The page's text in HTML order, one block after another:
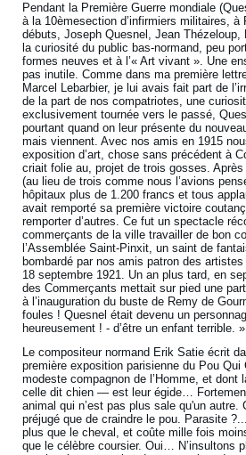
Pendant la Première Guerre mondiale
à la 10èmesection d’infirmiers militaires, à
débuts, Joseph Quesnel, Jean Thézeloup,
la curiosité du public bas-normand, peu
formes neuves et à l’« Art vivant ». Une
pas inutile. Comme dans ma première
Marcel Lebarbier, je lui avais fait part de
de la part de nos compatriotes, une
exclusivement tournée vers le passé,
pourtant quand on leur présente du
mais viennent. Avec nos amis en 1915
exposition d’art, chose sans précédent à
criait folie au, projet de trois gosses.
(au lieu de trois comme nous l’avions
hôpitaux plus de 1.200 francs et tous
avait remporté sa première victoire
remporter d’autres. Ce fut un spectacle
commerçants de la ville travailler de bon
l’Assemblée Saint-Pinxit, un saint de
bombardé par nos amis patron des
18 septembre 1921. Un an plus tard, en
des Commerçants mettait sur pied une
à l’inauguration du buste de Remy de
foules ! Quesnel était devenu un
heureusement ! - d’être un enfant terrible. »
Le compositeur normand Erik Satie écrit
première exposition parisienne du Pou
modeste compagnon de l’Homme, et dont
celle dit chien — est leur égide…
animal qui n’est pas plus sale qu'un autre.
préjugé que de craindre le pou. Parasite
plus que le cheval, et coûte mille fois
que le célèbre coursier. Oui… N’insultons